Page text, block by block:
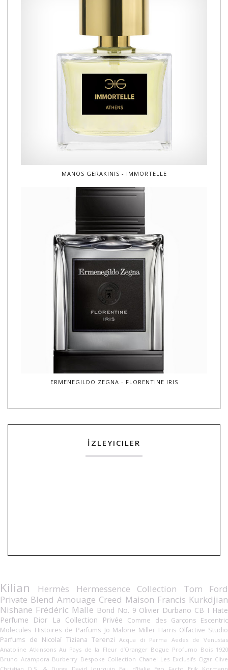
MANOS GERAKINIS - IMMORTELLE
ERMENEGILDO ZEGNA - FLORENTINE IRIS
İZLEYICILER
Kilian Hermès Hermessence Collection
Tom Ford
Private Blend Amouage Creed Maison Francis Kurkdjian
Nishane Frédéric Malle Bond No. 9 Olivier Durbano CB I Hate
Perfume
Dior La Collection Privée Comme des Garçons Escentric
Molecules Histoires de Parfums Jo Malone Miller Harris Olfactive Studio
Parfums de Nicolaï Tiziana Terenzi Acqua di Parma
Aedes de Venustas
Anatoline Atkinsons Au Pays de la Fleur d’Oranger Bogue Profumo Bois 1920
Bruno Acampora Burberry Bespoke Collection Chanel Les Exclusifs Cigar Clive